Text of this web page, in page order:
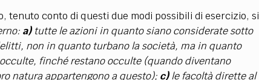
tenuto conto di questi due modi possibili di esercizio, si
a) tutte le azioni in quanto siano considerate sotto
non in quanto turbano la società, ma in quanto
finché restano occulte (quando diventano
natura appartengono a questo); c)le facoltà dirette al